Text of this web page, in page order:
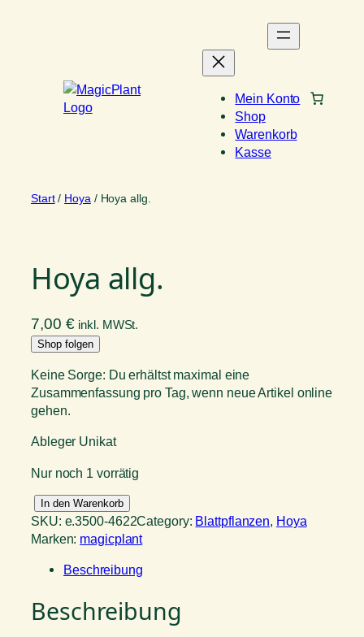
Mein Konto
Shop
Warenkorb
Kasse
Start/ Hoya / Hoya allg.
Hoya allg.
7,00 € inkl. MWSt.
Shop folgen
Keine Sorge: Du erhältst maximal eine
Zusammenfassung pro Tag, wenn neue Artikel online
gehen.
Ableger Unikat
Nur noch 1 vorrätig
o
y
In den Warenkorb
SKU: e.3500-4622Category: Blattpflanzen, Hoya
Marken: magicplant
Beschreibung
Beschreibung